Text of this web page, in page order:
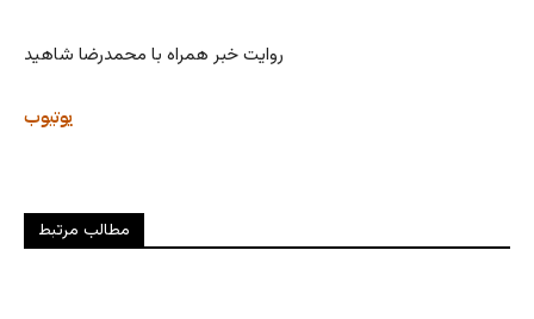
روایت خبر همراه با محمدرضا شاهید
یوتیوب
مطالب مرتبط